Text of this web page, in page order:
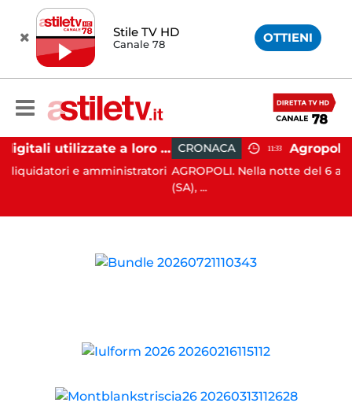
Stile TV HD
Canale 78 OTTIENI
Firme digitali utilizzate a loro insaputa: 9 indagati nel Vallo di Diano
e amministratori
CRONACA 11:33
AGROPOLI. Nella notte del 6 agosto